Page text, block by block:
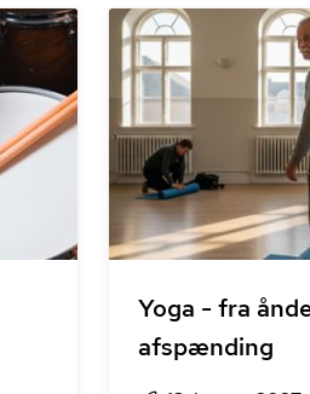
Yoga - fra
afspænding